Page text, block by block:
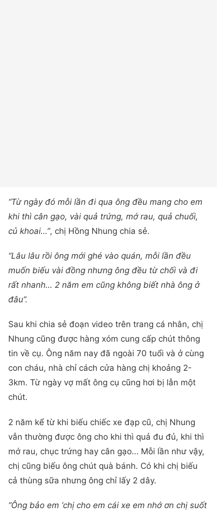
“Từ ngày đó mỗi lần đi qua ông đều mang cho em
khi thì cân gạo, vài quả trứng, mớ rau, quả chuối,
củ khoai…”, chị Hồng Nhung chia sẻ.
“Lâu lâu rồi ông mới ghé vào quán, mỗi lần đều
muốn biếu vài đồng nhưng ông đều từ chối và đi
rất nhanh… 2 năm em cũng không biết nhà ông ở
đâu”.
Sau khi chia sẻ đoạn video trên trang cá nhân, chị
Nhung cũng được hàng xóm cung cấp chút thông
tin về cụ. Ông năm nay đã ngoài 70 tuổi và ở cùng
con cháu, nhà chỉ cách cửa hàng chị khoảng 2-
3km. Từ ngày vợ mất ông cụ cũng hơi bị lẫn một
chút.
2 năm kể từ khi biếu chiếc xe đạp cũ, chị Nhung
vẫn thường được ông cho khi thì quả đu đủ, khi thì
mớ rau, chục trứng hay cân gạo… Mỗi lần như vậy,
chị cũng biếu ông chút quà bánh. Có khi chị biếu
cả thùng sữa nhưng ông chỉ lấy 2 dây.
“Ông bảo em ‘chị cho em cái xe em nhớ ơn chị suốt